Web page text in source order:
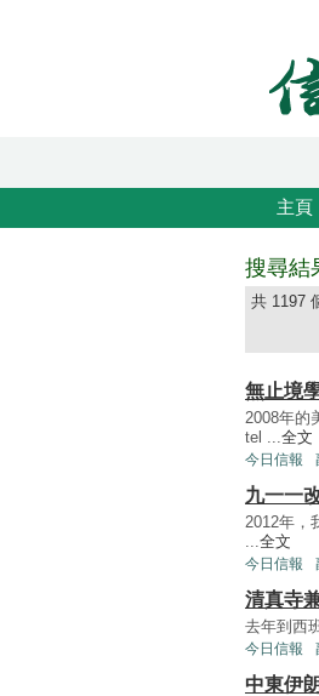
主頁
搜尋結
共 1197
無止境
2008年的
tel ...全文
今日信報
九一一
2012年，
...全文
今日信報
清真寺
去年到西
今日信報
中東伊